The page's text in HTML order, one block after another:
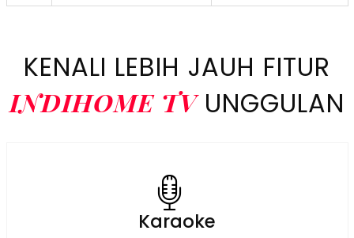
KENALI LEBIH JAUH FITUR
INDIHOME TVUNGGULAN
Karaoke